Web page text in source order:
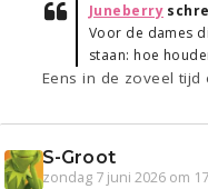
Juneberry
Voor de dames
staan: hoe
Eens in de zoveel
S-Groot
zondag 7 juni 2026 om